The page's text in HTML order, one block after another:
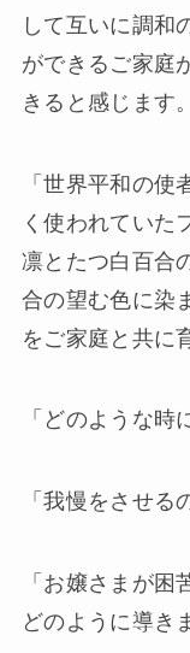
して互いに調和
ができるご家庭
きると感じます。
「世界平和の使
く使われていた
凛とたつ白百合
合の望む色に染
をご家庭と共に
「どのような時
「我慢をさせる
「お嬢さまが
どのように導き